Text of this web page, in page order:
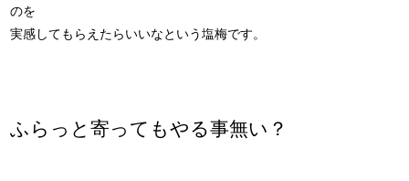
のを
実感してもらえたらいいなという塩梅です。
ふらっと寄ってもやる事無い？